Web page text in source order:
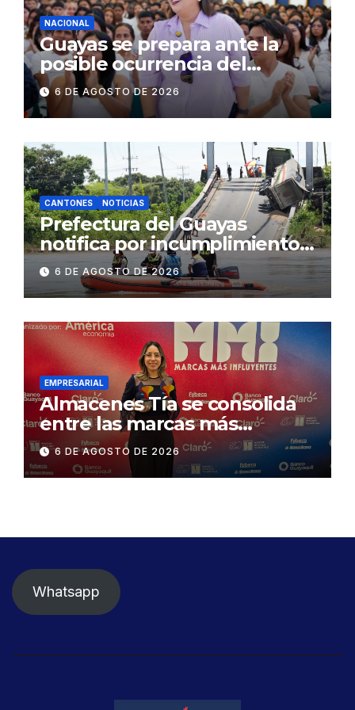
NACIONAL
Guayas se prepara ante la
posible ocurrencia del
fenómeno de El Niño:
Gobierno Nacional capacita a
2.500 jóvenes
6 DE AGOSTO DE 2026
CANTONES NOTICIAS
Prefectura del Guayas
notifica por incumplimiento
contractual a la
Concesionaria CONORTE y
exige celeridad en
desmontaje del puente
Gonzalo Icaza Cornejo, en
Daule
6 DE AGOSTO DE 2026
EMPRESARIAL
Almacenes Tía se consolida
entre las marcas más
influyentes del Ecuador
6 DE AGOSTO DE 2026
Whatsapp